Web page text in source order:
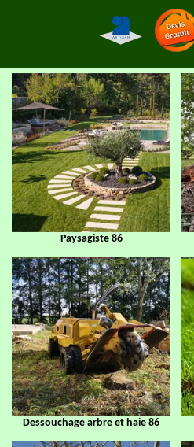
Paysagiste 86
Dessouchage arbre et haie 86